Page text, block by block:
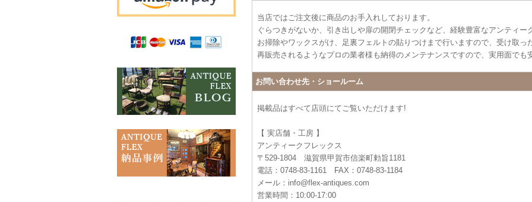
当店ではご注文後に商品のお手入れしております。
ぐらつきがないか、引き出しや扉の開閉チェックなど、経験豊富なアンティー
お掃除やワックスがけ、足裏フェルトの貼りつけまで行いますので、受け取っ
再販売されるようなプロの業者様も納得のメンテナンスですので、実用面でも
お問い合わせ先・ショールーム
掲載品はすべて店頭にてご覧いただけます!
【 実店舗・工房 】
アンティークフレックス
〒529-1804 滋賀県甲賀市信楽町勅旨1181
電話：0748-83-1161 FAX：0748-83-1184
メール：info@flex-antiques.com
営業時間：10:00-17:00